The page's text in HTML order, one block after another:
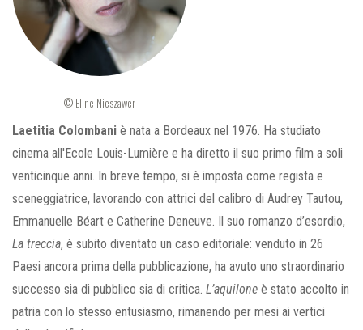
© Eline Nieszawer
Laetitia Colombani è nata a Bordeaux nel 1976. Ha studiato
cinema all'Ecole Louis-Lumière e ha diretto il suo primo film a soli
venticinque anni. In breve tempo, si è imposta come regista e
sceneggiatrice, lavorando con attrici del calibro di Audrey Tautou,
Emmanuelle Béart e Catherine Deneuve. Il suo romanzo d’esordio,
La treccia, è subito diventato un caso editoriale: venduto in 26
Paesi ancora prima della pubblicazione, ha avuto uno straordinario
successo sia di pubblico sia di critica. L’aquilone è stato accolto in
patria con lo stesso entusiasmo, rimanendo per mesi ai vertici